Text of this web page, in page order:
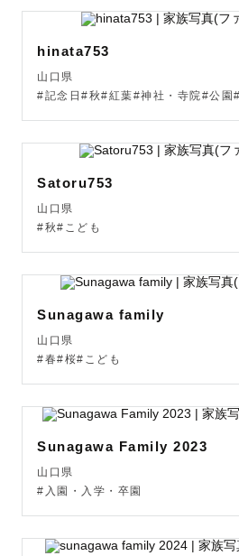
hinata753
山口県
#記念日#秋#紅葉#神社・寺院#公園
Satoru753
山口県
#秋#こども
Sunagawa family
山口県
#春#桜#こども
Sunagawa Family 2023
山口県
#入園・入学・卒園